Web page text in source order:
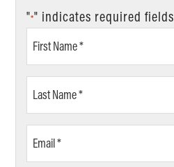
"*" indicates required fields
Name
Name